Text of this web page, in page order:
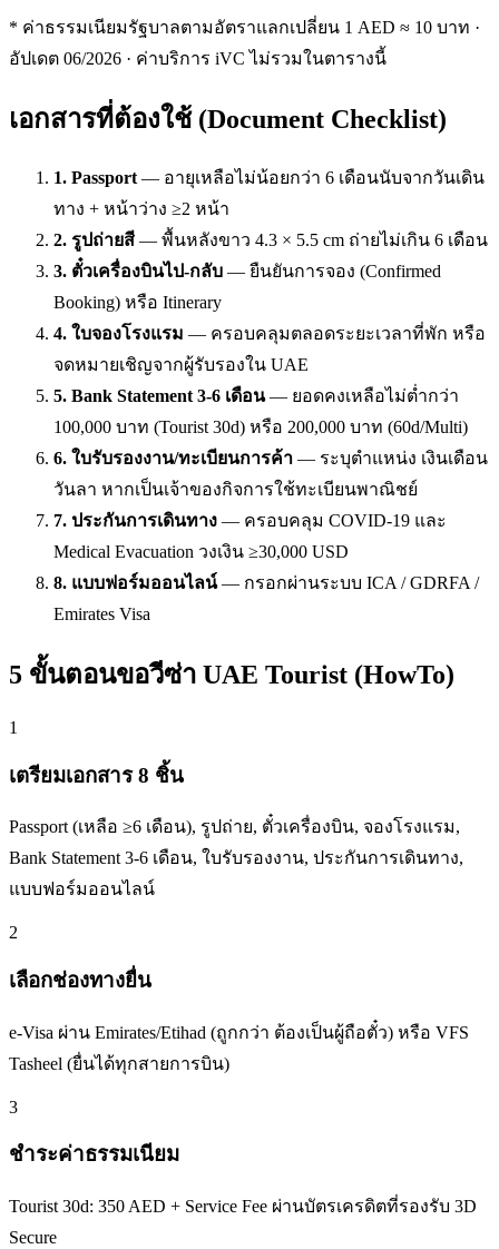
* ค่าธรรมเนียมรัฐบาลตามอัตราแลกเปลี่ยน 1 AED ≈ 10 บาท ·
อัปเดต 06/2026 · ค่าบริการ iVC ไม่รวมในตารางนี้
เอกสารที่ต้องใช้ (Document Checklist)
1. Passport — อายุเหลือไม่น้อยกว่า 6 เดือนนับจากวันเดิน
ทาง + หน้าว่าง ≥2 หน้า
2. รูปถ่ายสี — พื้นหลังขาว 4.3 × 5.5 cm ถ่ายไม่เกิน 6 เดือน
3. ตั๋วเครื่องบินไป-กลับ — ยืนยันการจอง (Confirmed
Booking) หรือ Itinerary
4. ใบจองโรงแรม — ครอบคลุมตลอดระยะเวลาที่พัก หรือ
จดหมายเชิญจากผู้รับรองใน UAE
5. Bank Statement 3-6 เดือน— ยอดคงเหลือไม่ต่ำกว่า
100,000 บาท (Tourist 30d) หรือ 200,000 บาท (60d/Multi)
6. ใบรับรองงาน/ทะเบียนการค้า — ระบุตำแหน่ง เงินเดือน
วันลา หากเป็นเจ้าของกิจการใช้ทะเบียนพาณิชย์
7. ประกันการเดินทาง — ครอบคลุม COVID-19 และ
Medical Evacuation วงเงิน ≥30,000 USD
8. แบบฟอร์มออนไลน์— กรอกผ่านระบบ ICA / GDRFA /
Emirates Visa
5 ขั้นตอนขอวีซ่า UAE Tourist (HowTo)
1
เตรียมเอกสาร 8 ชิ้น
Passport (เหลือ ≥6 เดือน), รูปถ่าย, ตั๋วเครื่องบิน, จองโรงแรม,
Bank Statement 3-6 เดือน, ใบรับรองงาน, ประกันการเดินทาง,
แบบฟอร์มออนไลน์
2
เลือกช่องทางยื่น
e-Visa ผ่าน Emirates/Etihad (ถูกกว่า ต้องเป็นผู้ถือตั๋ว) หรือ VFS
Tasheel (ยื่นได้ทุกสายการบิน)
3
ชำระค่าธรรมเนียม
Tourist 30d: 350 AED + Service Fee ผ่านบัตรเครดิตที่รองรับ 3D
Secure